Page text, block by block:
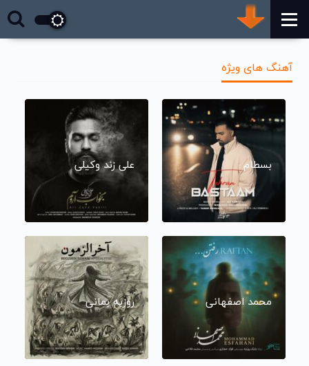
آهنگ های ویژه
بسطام علی زند وکیلی
محمد اصفهانی روزبه بمانی